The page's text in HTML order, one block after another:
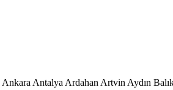
Ankara Antalya Ardahan Artvin Aydın